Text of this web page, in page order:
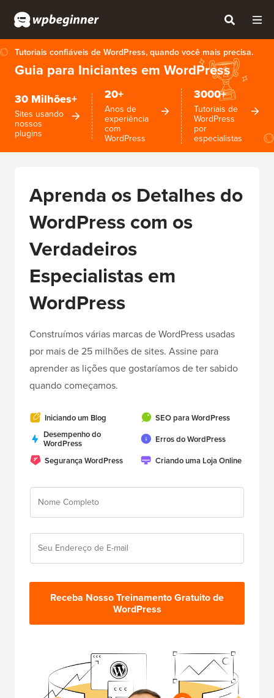
Tutoriais confiáveis de WordPress, quando você mais precisa.
Guia para Iniciantes em WordPress
30 Milhões+
Sites usando
nossos
plugins
20+
Anos de
experiência
com
WordPress
3000+
Tutoriais de
WordPress
por
especialistas
Aprenda os Detalhes do
WordPress com os
Verdadeiros
Especialistas em
WordPress
Construímos várias marcas de WordPress usadas
por mais de 25 milhões de sites. Assine para
aprender as lições que gostaríamos de ter sabido
quando começamos.
Iniciando um Blog
SEO para WordPress
Desempenho do
WordPress
Erros do WordPress
Segurança WordPress
Criando uma Loja Online
Receba Nosso Treinamento Gratuito de
WordPress